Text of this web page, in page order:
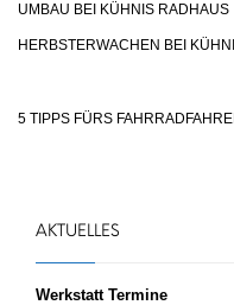
UMBAU BEI KÜHNIS RADHAUS
HERBSTERWACHEN BEI
5 TIPPS FÜRS
AKTUELLES
Werkstatt Termine